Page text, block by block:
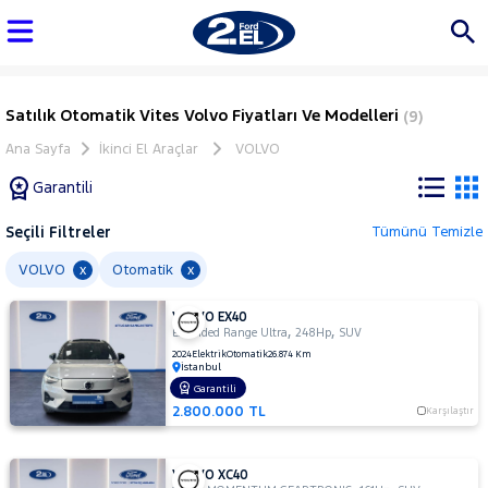
Satılık Otomatik Vites Volvo Fiyatları Ve Modelleri (9)
Ana Sayfa İkinci El Araçlar VOLVO
Garantili
Tüm
Araçlar
AUDI
BMC
BMW
BYD
Seçili Filtreler Tümünü Temizle
VOLVO x Otomatik x
VOLVO EX40
Extended Range Ultra,248Hp, SUV
2024ElektrikOtomatik26.874 Km
İstanbul
2.800.000 TL Karşılaştır
Garantili
VOLVO XC40